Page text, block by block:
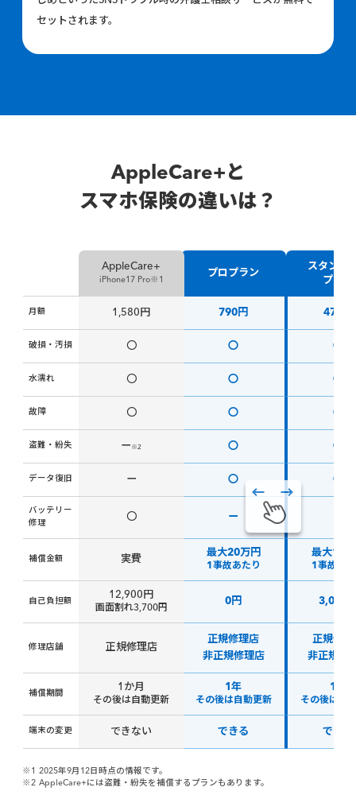
セットされます。
AppleCare+と
スマホ保険の違いは？
AppleCare+
iPhone17 Pro※1
プロプラン
スタンダ
プラン
月額 1,580円 790円 470円
破損・汚損 〇 〇 〇
水濡れ 〇 〇 〇
故障 〇 〇 〇
盗難・紛失 ー ※2 〇 〇
データ復旧 ー 〇 〇
バッテリー
修理
〇 ー
補償金額 実費
最大20万円
1事故あたり
最大10
1事故あ
自己負担額
12,900円
画面割れ3,700円
0円 3,000
修理店舗 正規修理店
正規修理店
非正規修理店
正規修理
非正規修
補償期間
1か月
その後は自動更新
1年
その後は自動更新
1年
その後は自
端末の変更 できない できる できる
※1
2025年9月12日時点の情報です。
※2 AppleCare+には盗難・紛失を補償するプランもあります。